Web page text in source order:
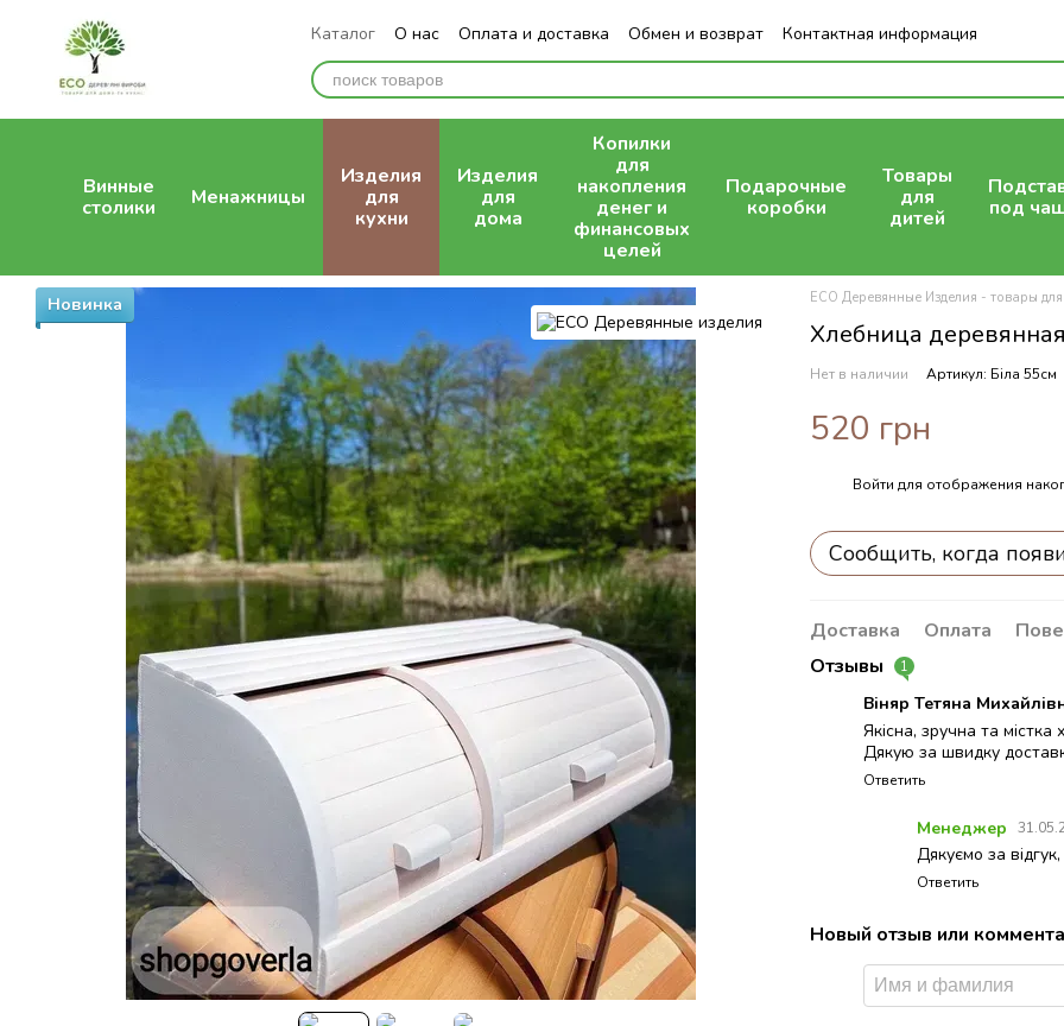
Перейти к основному контенту
Каталог О нас Оплата и доставка Обмен и возврат
Контактная информация
Отзывы о магазине
Винные
столики
Менажницы
Изделия
для
кухни
Изделия
для
дома
Копилки
для
накопления
денег и
финансовых
целей
Подарочные
коробки
Товары
для
дитей
под
Новинка ECO Деревянные Изделия - товары
Хлебница
Нет в наличии Артикул: Біла 55см
520 грн
Войти для отображения
Сообщить, когда
Доставка Оплата
Отзывы
1
Віняр Тетяна
Якісна, зручна та містка
Дякую за швидку
Ответить
Менеджер
Дякуємо за
Ответить
Новый отзыв или